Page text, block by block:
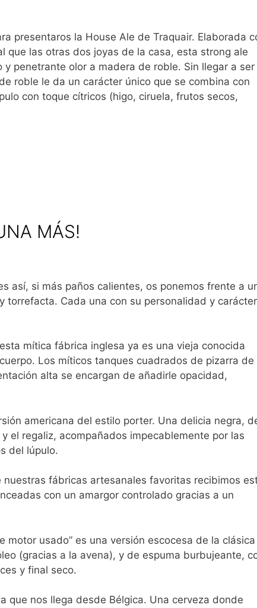
presentaros la House Ale de Traquair. Elaborada
que las otras dos joyas de la casa, esta strong ale
penetrante olor a madera de roble. Sin llegar a ser
roble le da un carácter único que se combina con
con toque cítricos (higo, ciruela, frutos secos,
MÁS!
así, si más paños calientes, os ponemos frente a
torrefacta. Cada una con su personalidad y
mítica fábrica inglesa ya es una vieja conocida
Los míticos tanques cuadrados de pizarra de
alta se encargan de añadirle opacidad,
americana del estilo porter. Una delicia negra,
el regaliz, acompañados impecablemente por las
del lúpulo.
fábricas artesanales favoritas recibimos
con un amargor controlado gracias a un
motor usado” es una versión escocesa de la clásica
(gracias a la avena), y de espuma burbujeante,
y final seco.
que nos llega desde Bélgica. Una cerveza donde